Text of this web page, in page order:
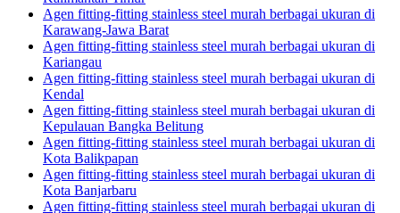
Agen fitting-fitting stainless steel murah berbagai ukuran di
Karawang-Jawa Barat
Agen fitting-fitting stainless steel murah berbagai ukuran di
Kariangau
Agen fitting-fitting stainless steel murah berbagai ukuran di
Kendal
Agen fitting-fitting stainless steel murah berbagai ukuran di
Kepulauan Bangka Belitung
Agen fitting-fitting stainless steel murah berbagai ukuran di
Kota Balikpapan
Agen fitting-fitting stainless steel murah berbagai ukuran di
Kota Banjarbaru
Agen fitting-fitting stainless steel murah berbagai ukuran di